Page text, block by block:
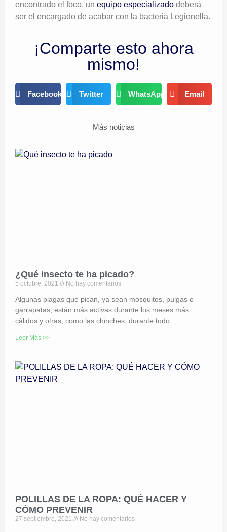
encontrado el foco, un equipo especializado deberá
ser el encargado de acabar con la bacteria Legionella.
¡Comparte esto ahora
mismo!
Facebook Twitter WhatsApp Email
Más noticias
¿Qué insecto te ha picado?
5 octubre, 2021 No hay comentarios
Algunas plagas que pican, ya sean mosquitos, pulgas o
garrapatas, están más activas durante los meses más
cálidos y otras, como las chinches, durante todo
Leer Más >>
POLILLAS DE LA ROPA: QUÉ HACER Y
CÓMO PREVENIR
27 septiembre, 2021 No hay comentarios